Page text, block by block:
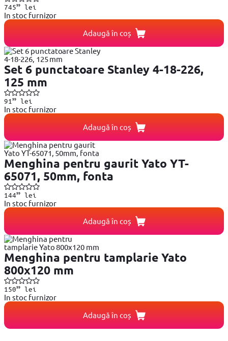
74599lei
In stoc furnizor
Adaugă în coș
Set 6 punctatoare Stanley 4-18-226,
125 mm
91 99lei
In stoc furnizor
Adaugă în coș
Menghina pentru gaurit Yato YT-
65071, 50mm, fonta
14499lei
In stoc furnizor
Adaugă în coș
Menghina pentru tamplarie Yato
800x120 mm
15099lei
In stoc furnizor
Adaugă în coș